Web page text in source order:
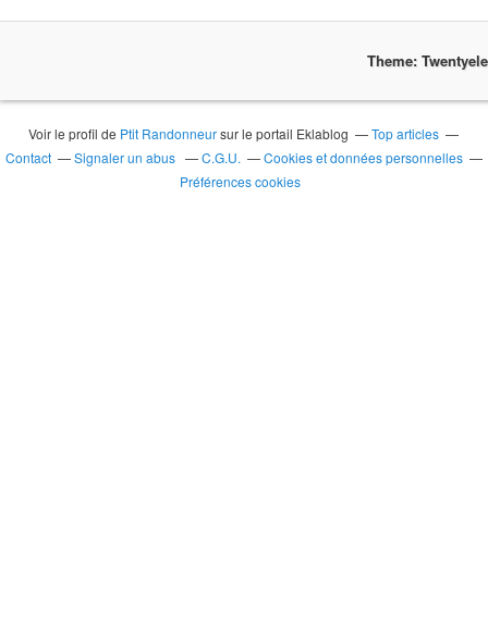
Theme:
Voir le profil de Ptit Randonneursur le portail Eklablog
Top articles
Contact
Signaler un abus C.G.U.
Cookies et données personnelles
Préférences cookies